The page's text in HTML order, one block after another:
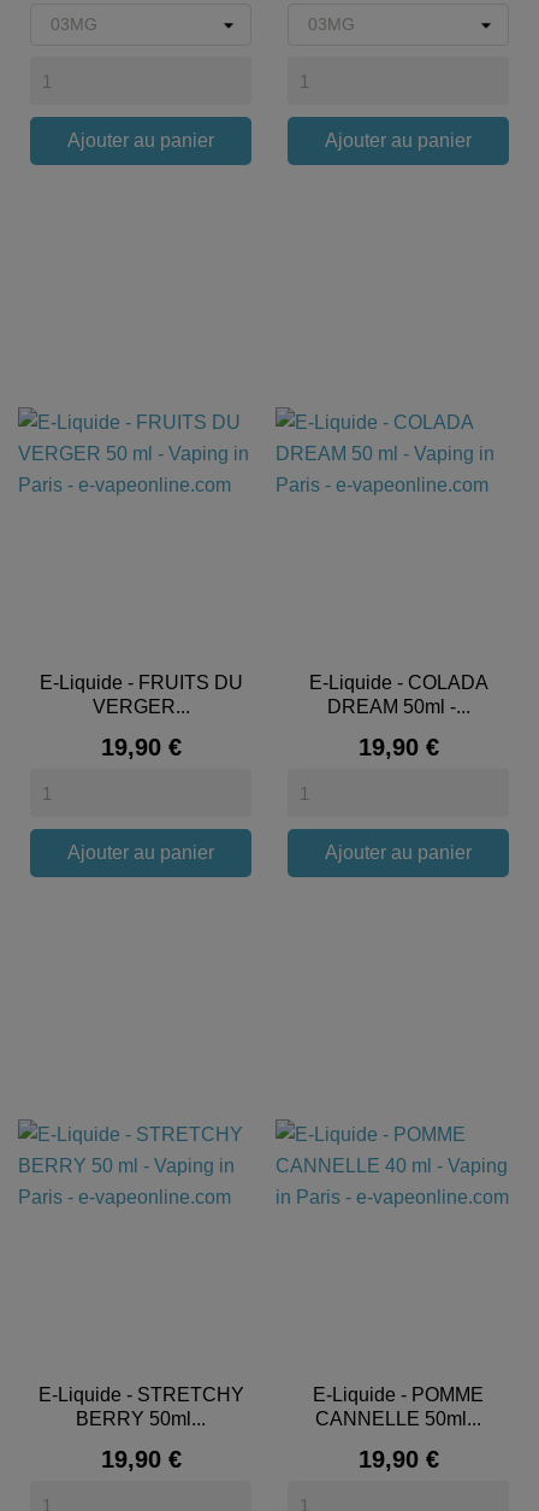
Ajouter au panier Ajouter au panier
E-Liquide - FRUITS DU
VERGER...
Prix
19,90 €
Ajouter au panier
E-Liquide - COLADA
DREAM 50ml -...
Prix
19,90 €
Ajouter au panier
E-Liquide - STRETCHY
BERRY 50ml...
Prix
19,90 €
E-Liquide - POMME
CANNELLE 50ml...
Prix
19,90 €